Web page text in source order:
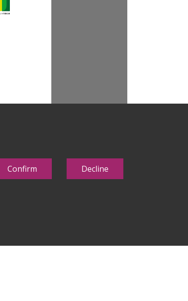
Decline
Confirm